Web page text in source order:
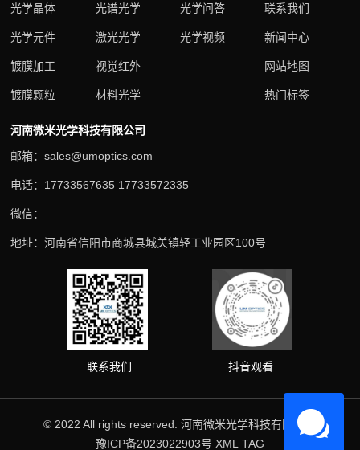
光学晶体
光学元件
镀膜加工
镀膜颗粒
光谱光学
激光光学
视觉红外
材料光学
光学问答
光学视频
联系我们
新闻中心
网站地图
热门标签
河南微米光学科技有限公司
邮箱：sales@umoptics.com
电话：17733567635 17733572335
微信：
地址：河南省信阳市商城县城关镇轻工业园区100号
联系我们 抖音观看
© 2022 All rights reserved. 河南微米光学科技有限公司
豫ICP备2023022903号 XML TAG